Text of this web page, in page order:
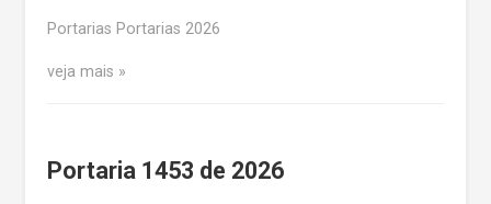
Portarias Portarias 2026
veja mais
Portaria 1453 de 2026